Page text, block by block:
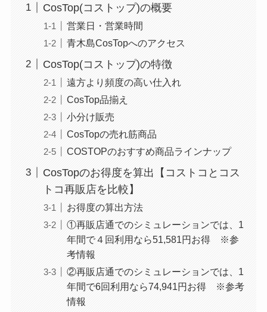
CosTop(コストップ)の概要
営業日・営業時間
青木島CosTopへのアクセス
CosTop(コストップ)の特徴
遠方より頻度の高い仕入れ
CosTop品揃え
小分け販売
CosTopの売れ筋商品
COSTOPのおすすめ商品ラインナップ
CosTopのお得度を算出【コストコとコス
トコ再販店を比較】
お得度の算出方法
①再販店通でのシミュレーションでは、1
年間で４回利用なら51,581円お得 ※参
考情報
②再販店通でのシミュレーションでは、1
年間で6回利用なら74,941円お得 ※参考
情報